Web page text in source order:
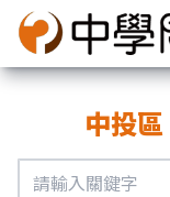
中投區